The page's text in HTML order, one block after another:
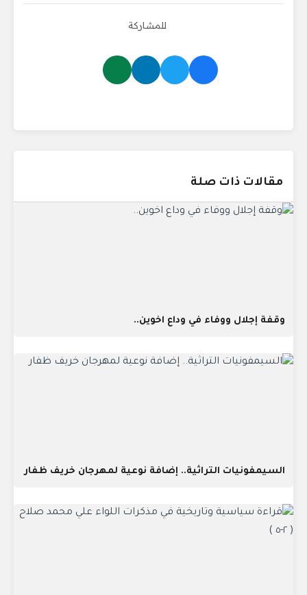
للمشاركة
مقالات ذات صلة
وقفة إجلال ووفاء في وداع اخوين..
السيمفونيات التراثية.. إضافة نوعية لمهرجان خريف ظفار